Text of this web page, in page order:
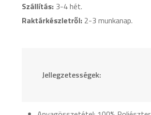
Szállítás:3-4 hét.
Raktárkészletről:2-3 munkanap.
Jellegzetességek: